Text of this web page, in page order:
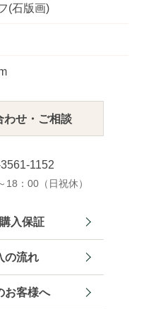
(石版画)
わせ・ご相談
1152
：00（日祝休）
入保証
の流れ
お客様へ